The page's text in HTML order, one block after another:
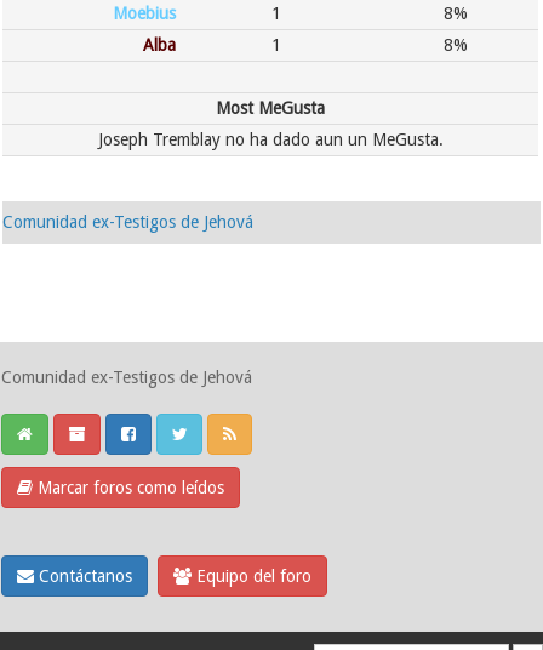
Moebius
1
8%
Alba
1 8%
Most MeGusta
Joseph Tremblay no ha dado aun un MeGusta.
Comunidad ex-Testigos de Jehová
Comunidad ex-Testigos de Jehová
Marcar foros como leídos
Contáctanos Equipo del foro